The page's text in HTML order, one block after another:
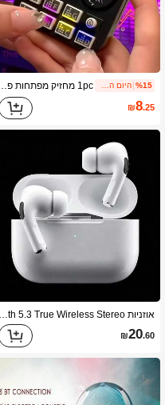
%15 1pc מחזיק מפתחות פטיפון DJ יצירתי להפגת מתחים עם תאורה, מתאים לליל כל הקדושים, חג המולד, מתנות יום הולדת, אירועים, מתנות למסיבות, פריטי אספנות
₪8.25
₪20.60